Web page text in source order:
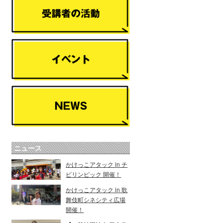
ニュース
かけっこアタック in チ
ビリンピック 開催！
かけっこアタック in 歌
舞伎町シネシティ広場
開催！